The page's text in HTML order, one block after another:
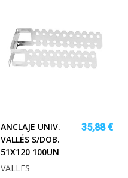
ANCLAJE UNIV.
VALLÉS S/DOB.
51X120 100UN
35,88 €
VALLES